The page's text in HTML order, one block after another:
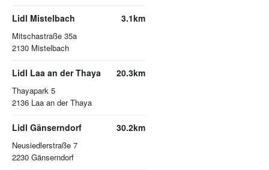
Lidl Mistelbach
Mitschastraße 35a
2130 Mistelbach
3.1km
Lidl Laa an der Thaya
Thayapark 5
2136 Laa an der Thaya
20.3km
Lidl Gänserndorf
Neusiedlerstraße 7
2230 Gänserndorf
30.2km